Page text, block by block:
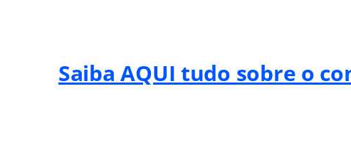
Saiba AQUI tudo sobre o